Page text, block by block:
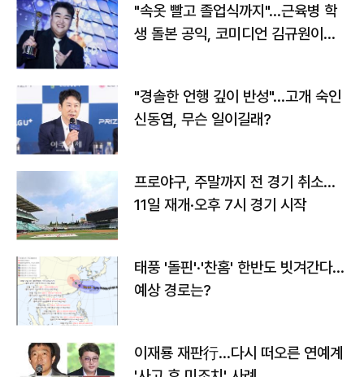
"속옷 빨고 졸업식까지"…근육병 학
생 돌본 공익, 코미디언 김규원이었
"경솔한 언행 깊이 반성"…고개 숙인
신동엽, 무슨 일이길래?
프로야구, 주말까지 전 경기 취소…
11일 재개·오후 7시 경기 시작
태풍 '돌핀'·'찬홈' 한반도 빗겨간다…
예상 경로는?
이재룡 재판行…다시 떠오른 연예계